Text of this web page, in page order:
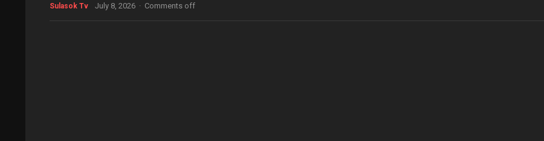
Sulasok Tv July 8, 2026 · Comments off